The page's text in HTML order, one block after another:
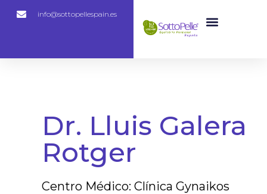
info@sottopellespain.es
Dr. Lluis Galera
Rotger
Centro Médico: Clínica Gynaikos